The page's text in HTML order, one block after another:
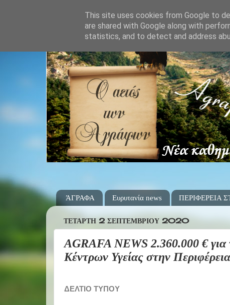
ΆΓΡΑΦΑ Ευρυτανία news ΠΕΡΙΦΕΡΕΙΑ
ΤΕΤΆΡΤΗ 2 ΣΕΠΤΕΜΒΡΊΟΥ 2020
AGRAFA NEWS 2.360.000 € για
Κέντρων Υγείας στην
ΔΕΛΤΙΟ ΤΥΠΟΥ
This site uses cookies from Google to
are shared with Google along with
statistics, and to detect and address